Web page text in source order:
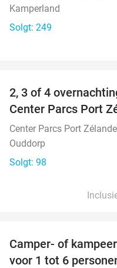
Kamperland
Solgt: 249
2, 3 of 4
Center Parcs Port
Center Parcs Port Zélande
Ouddorp
Solgt: 98
Camper- of
voor 1 tot 6